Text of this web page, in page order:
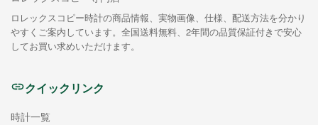
ロレックスコピー時計の商品情報、実物画像、仕様、配送方法を分かり
やすくご案内しています。全国送料無料、2年間の品質保証付きで安心
してお買い求めいただけます。
クイックリンク
時計一覧